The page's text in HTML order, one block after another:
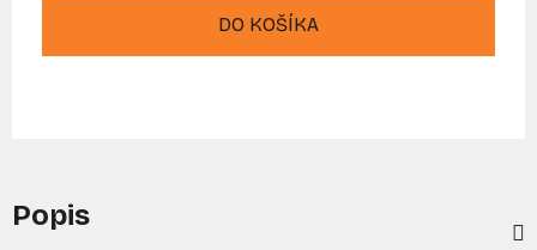
DO KOŠÍKA
Popis